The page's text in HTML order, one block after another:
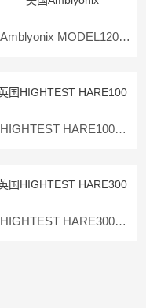
美国Amblyonix MODEL1200型微欧姆表
英国HIGHTEST HARE100接触电阻测试仪
英国HIGHTEST HARE300接触电阻测试仪